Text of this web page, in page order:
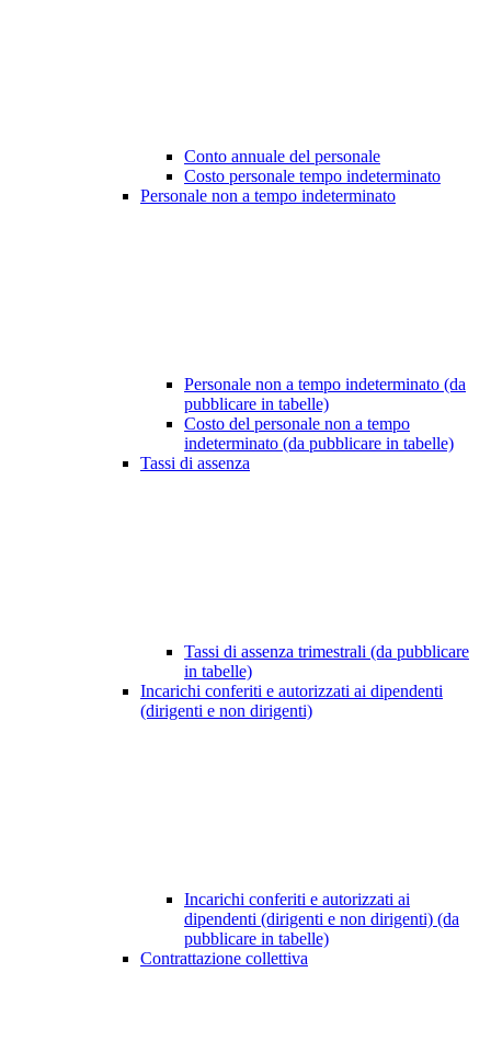
Conto annuale del personale
Costo personale tempo indeterminato
Personale non a tempo indeterminato
Personale non a tempo indeterminato (da
pubblicare in tabelle)
Costo del personale non a tempo
indeterminato (da pubblicare in tabelle)
Tassi di assenza
Tassi di assenza trimestrali (da pubblicare
in tabelle)
Incarichi conferiti e autorizzati ai dipendenti
(dirigenti e non dirigenti)
Incarichi conferiti e autorizzati ai
dipendenti (dirigenti e non dirigenti) (da
pubblicare in tabelle)
Contrattazione collettiva